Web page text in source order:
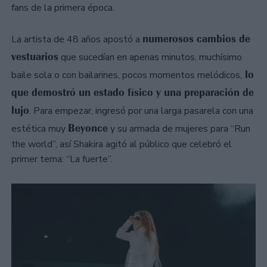
fans de la primera época.
La artista de 48 años apostó a numerosos cambios de
vestuarios que sucedían en apenas minutos, muchísimo
baile sola o con bailarines, pocos momentos melódicos, lo
que demostró un estado físico y una preparación de
lujo. Para empezar, ingresó por una larga pasarela con una
estética muy Beyonce y su armada de mujeres para “Run
the world”, así Shakira agitó al público que celebró el
primer tema: “La fuerte”.